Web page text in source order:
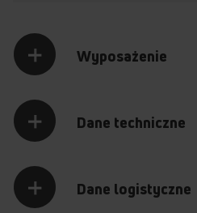
Wyposażenie
Dane techniczne
Dane logistyczne